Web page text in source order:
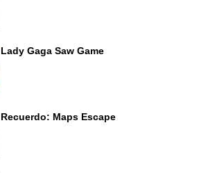
Lady Gaga Saw Game
Recuerdo: Maps Escape